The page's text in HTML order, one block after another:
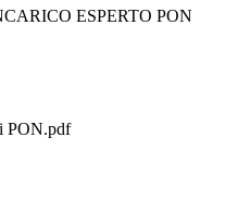
ESPERTO PON
PON.pdf